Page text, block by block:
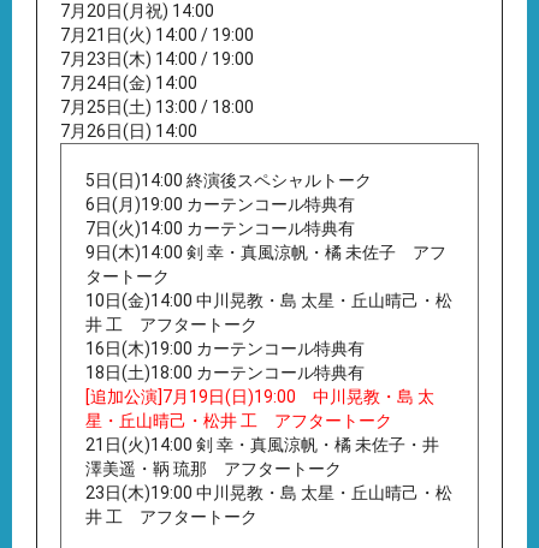
7月20日(月祝) 14:00
7月21日(火) 14:00 / 19:00
7月23日(木) 14:00 / 19:00
7月24日(金) 14:00
7月25日(土) 13:00 / 18:00
7月26日(日) 14:00
5日(日)14:00 終演後スペシャルトーク
6日(月)19:00 カーテンコール特典有
7日(火)14:00 カーテンコール特典有
9日(木)14:00 剣 幸・真風涼帆・橘 未佐子 アフ
タートーク
10日(金)14:00 中川晃教・島 太星・丘山晴己・松
井 工 アフタートーク
16日(木)19:00 カーテンコール特典有
18日(土)18:00 カーテンコール特典有
[追加公演]7月19日(日)19:00 中川晃教・島 太
星・丘山晴己・松井 工 アフタートーク
21日(火)14:00 剣 幸・真風涼帆・橘 未佐子・井
澤美遥・鞆 琉那 アフタートーク
23日(木)19:00 中川晃教・島 太星・丘山晴己・松
井 工 アフタートーク